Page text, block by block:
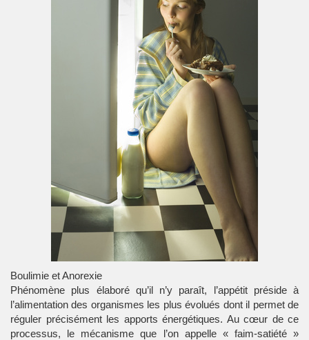
Boulimie et Anorexie
Phénomène plus élaboré qu’il n’y paraît, l’appétit préside à
l’alimentation des organismes les plus évolués dont il permet de
réguler précisément les apports énergétiques. Au cœur de ce
processus, le mécanisme que l’on appelle « faim-satiété »